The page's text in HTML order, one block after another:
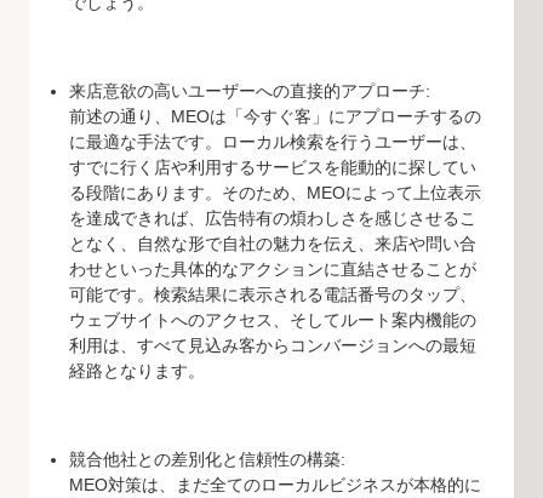
来店意欲の高いユーザーへの直接的アプローチ:
前述の通り、MEOは「今すぐ客」にアプローチするの
に最適な手法です。ローカル検索を行うユーザーは、
すでに行く店や利用するサービスを能動的に探してい
る段階にあります。そのため、MEOによって上位表示
を達成できれば、広告特有の煩わしさを感じさせるこ
となく、自然な形で自社の魅力を伝え、来店や問い合
わせといった具体的なアクションに直結させることが
可能です。検索結果に表示される電話番号のタップ、
ウェブサイトへのアクセス、そしてルート案内機能の
利用は、すべて見込み客からコンバージョンへの最短
経路となります。
競合他社との差別化と信頼性の構築:
MEO対策は、まだ全てのローカルビジネスが本格的に